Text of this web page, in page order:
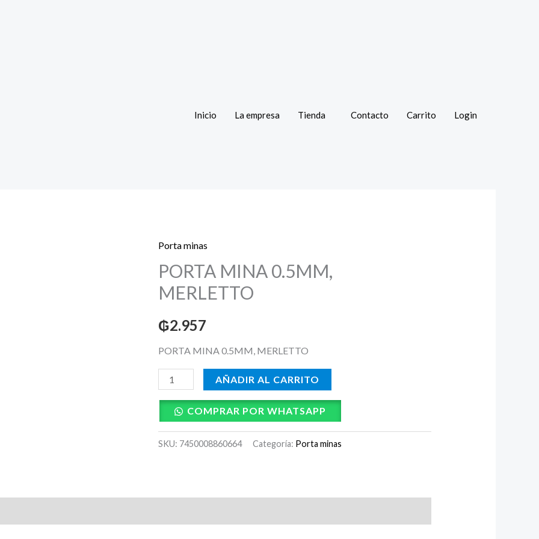
Inicio La empresa Tienda Contacto Carrito Login
Porta minas
PORTA MINA 0.5MM,
MERLETTO
₲2.957
PORTA MINA 0.5MM, MERLETTO
PORTA
MINA
0.5MM,
MERLETTO
cantidad
AÑADIR AL CARRITO
COMPRAR POR WHATSAPP
SKU: 7450008860664 Categoría: Porta minas